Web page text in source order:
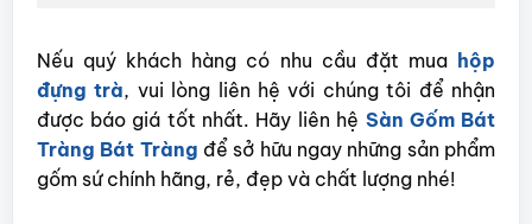
Nếu quý khách hàng có nhu cầu đặt mua hộp
đựng trà, vui lòng liên hệ với chúng tôi để nhận
được báo giá tốt nhất. Hãy liên hệ Sàn Gốm Bát
Tràng Bát Tràng để sở hữu ngay những sản phẩm
gốm sứ chính hãng, rẻ, đẹp và chất lượng nhé!